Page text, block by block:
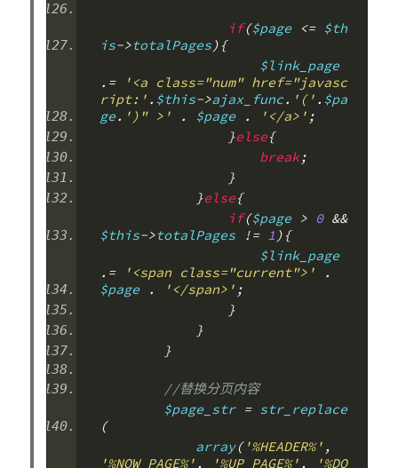
if($page <= $th
is->totalPages ){
                    $link_page
.=
'<a class="num" href="javasc
ript:' . $this->ajax_func. '(' . $pa
ge. ')" >' . $page . '</a>' ;
}else{
break;
}
}else{
if($page > 0 &&
$this->totalPages != 1 ){
                    $link_page
.=
'<span class="current">'
.
$page . '</span>' ;
}
}
}
//替换分页内容
        $page_str
= str_replace
(
            array
('%HEADER%' ,
'%NOW_PAGE%' , '%UP_PAGE%' ,
'%DO